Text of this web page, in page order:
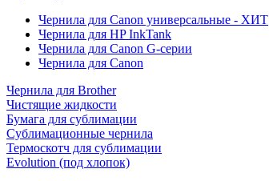
Чернила для Canon универсальные - ХИТ
Чернила для HP InkTank
Чернила для Canon G-серии
Чернила для Canon
Чернила для Brother
Чистящие жидкости
Бумага для сублимации
Сублимационные чернила
Термоскотч для сублимации
Evolution (под хлопок)